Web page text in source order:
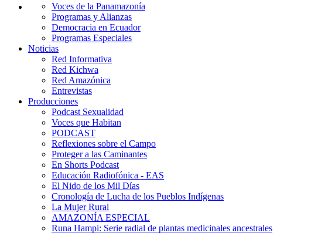
Voces de la Panamazonía
Programas y Alianzas
Democracia en Ecuador
Programas Especiales
Noticias
Red Informativa
Red Kichwa
Red Amazónica
Entrevistas
Producciones
Podcast Sexualidad
Voces que Habitan
PODCAST
Reflexiones sobre el Campo
Proteger a las Caminantes
En Shorts Podcast
Educación Radiofónica - EAS
El Nido de los Mil Días
Cronología de Lucha de los Pueblos Indígenas
La Mujer Rural
AMAZONÍA ESPECIAL
Runa Hampi: Serie radial de plantas medicinales ancestrales